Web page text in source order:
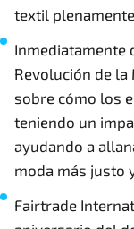
textil
Inmediatamente
Revolución de la
sobre cómo los
teniendo un
ayudando a
moda más justo
Fairtrade